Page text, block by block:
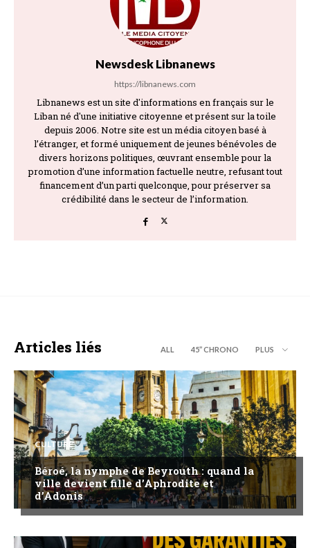
Newsdesk Libnanews
https://libnanews.com
Libnanews est un site d'informations en français sur le
Liban né d'une initiative citoyenne et présent sur la toile
depuis 2006. Notre site est un média citoyen basé à
l’étranger, et formé uniquement de jeunes bénévoles de
divers horizons politiques, œuvrant ensemble pour la
promotion d’une information factuelle neutre, refusant tout
financement d’un parti quelconque, pour préserver sa
crédibilité dans le secteur de l’information.
Articles liés ALL 45’’ CHRONO PLUS
CULTURE
Béroé, la nymphe de Beyrouth : quand la
ville devient fille d’Aphrodite et
d’Adonis